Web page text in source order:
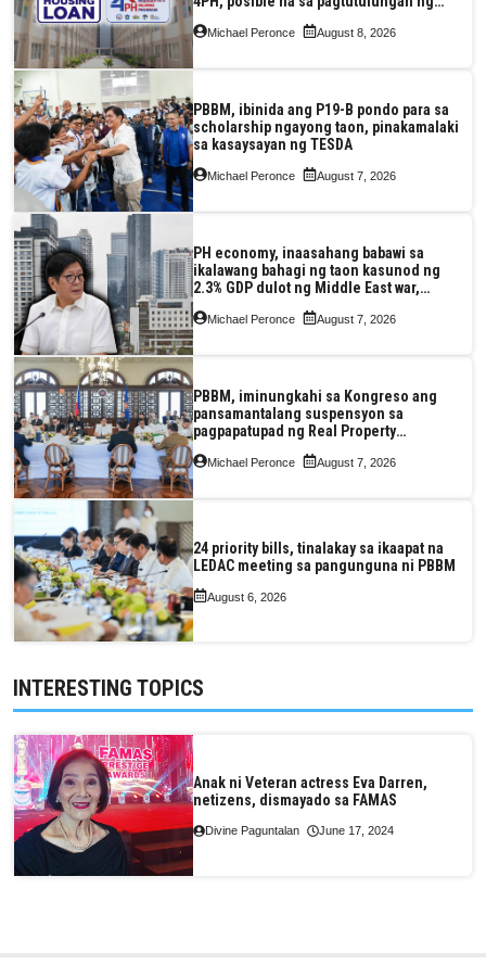
Pag-IBIG at P.A. Alvarez
Michael Peronce August 8, 2026
PBBM, ibinida ang P19-B pondo para sa
scholarship ngayong taon, pinakamalaki
sa kasaysayan ng TESDA
Michael Peronce August 7, 2026
PH economy, inaasahang babawi sa
ikalawang bahagi ng taon kasunod ng
2.3% GDP dulot ng Middle East war,
pagkaantala ng public construction
Michael Peronce August 7, 2026
PBBM, iminungkahi sa Kongreso ang
pansamantalang suspensyon sa
pagpapatupad ng Real Property
Valuation and Assessment Reform Act
Michael Peronce August 7, 2026
24 priority bills, tinalakay sa ikaapat na
LEDAC meeting sa pangunguna ni PBBM
August 6, 2026
INTERESTING TOPICS
Anak ni Veteran actress Eva Darren,
netizens, dismayado sa FAMAS
Divine Paguntalan June 17, 2024